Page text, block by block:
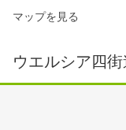
マップを見る
ウエルシア四街